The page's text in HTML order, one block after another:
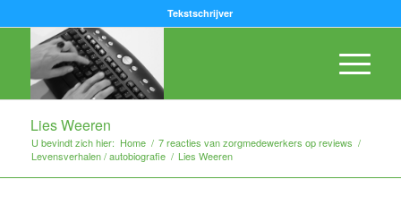
Tekstschrijver
Lies Weeren
U bevindt zich hier: Home / 7 reacties van zorgmedewerkers op reviews /
Levensverhalen / autobiografie / Lies Weeren